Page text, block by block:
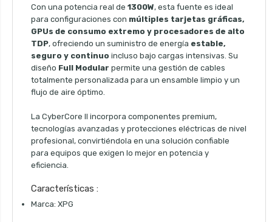
Con una potencia real de 1300W, esta fuente es ideal
para configuraciones con múltiples tarjetas gráficas,
GPUs de consumo extremo y procesadores de alto
TDP, ofreciendo un suministro de energía estable,
seguro y continuo incluso bajo cargas intensivas. Su
diseño Full Modular permite una gestión de cables
totalmente personalizada para un ensamble limpio y un
flujo de aire óptimo.
La CyberCore II incorpora componentes premium,
tecnologías avanzadas y protecciones eléctricas de nivel
profesional, convirtiéndola en una solución confiable
para equipos que exigen lo mejor en potencia y
eficiencia.
Características :
Marca: XPG